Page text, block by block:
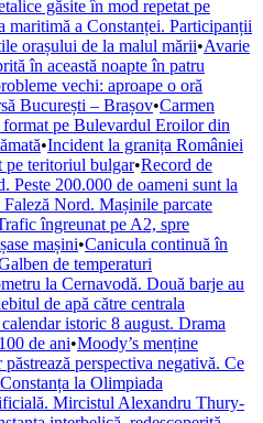
găsite în mod repetat pe
maritimă a Constanței. Participanții
orașului de la malul mării•Avarie
în această noapte în patru
vechi: aproape o oră
București – Brașov•Carmen
format pe Bulevardul Eroilor din
•Incident la granița României
pe teritoriul bulgar•Record de
Peste 200.000 de oameni sunt la
Nord. Mașinile parcate
îngreunat pe A2, spre
mașini•Canicula continuă în
de temperaturi
la Cernavodă. Două barje au
de apă către centrala
istoric 8 august. Drama
de ani•Moody’s menține
perspectiva negativă. Ce
la Olimpiada
Mircistul Alexandru Thury-